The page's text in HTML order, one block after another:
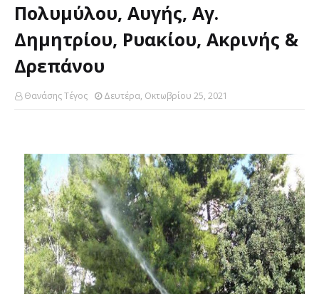
Πολυμύλου, Αυγής, Αγ.
Δημητρίου, Ρυακίου, Ακρινής &
Δρεπάνου
Θανάσης Τέγος Δευτέρα, Οκτωβρίου 25, 2021